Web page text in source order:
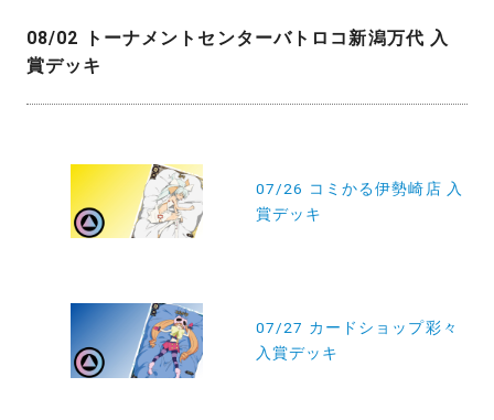
08/02 トーナメントセンターバトロコ新潟万代 入
賞デッキ
07/26 コミかる伊勢崎店 入
賞デッキ
07/27 カードショップ彩々
入賞デッキ